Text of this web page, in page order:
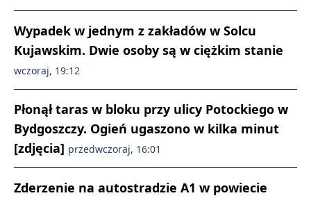
Wypadek w jednym z zakładów w Solcu
Kujawskim. Dwie osoby są w ciężkim stanie
wczoraj, 19:12
Płonął taras w bloku przy ulicy Potockiego w
Bydgoszczy. Ogień ugaszono w kilka minut
[zdjęcia] przedwczoraj, 16:01
Zderzenie na autostradzie A1 w powiecie